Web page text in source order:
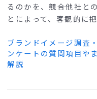
るのかを、競合他社と
とによって、客観的に
ブランドイメージ調査
ンケートの質問項目や
解説